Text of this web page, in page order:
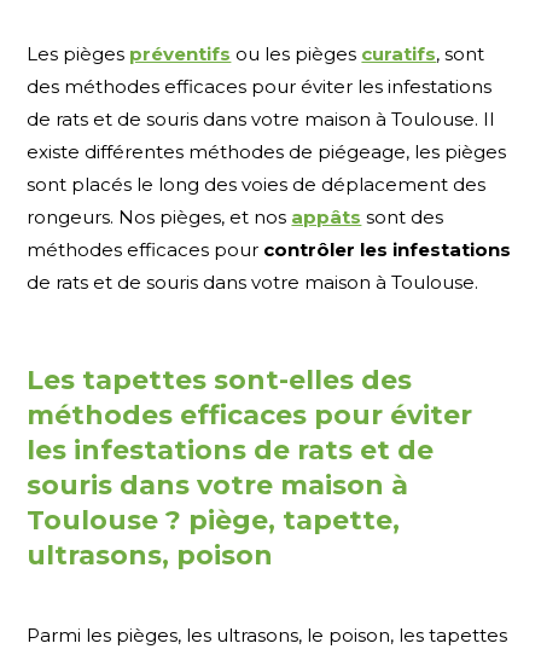
Les pièges préventifs ou les pièges curatifs, sont
des méthodes efficaces pour éviter les infestations
de rats et de souris dans votre maison à Toulouse. Il
existe différentes méthodes de piégeage, les pièges
sont placés le long des voies de déplacement des
rongeurs. Nos pièges, et nos appâts sont des
méthodes efficaces pour contrôler les infestations
de rats et de souris dans votre maison à Toulouse.
Les tapettes sont-elles des
méthodes efficaces pour éviter
les infestations de rats et de
souris dans votre maison à
Toulouse ? piège, tapette,
ultrasons, poison
Parmi les pièges, les ultrasons, le poison, les tapettes